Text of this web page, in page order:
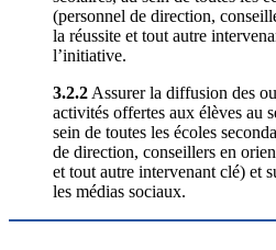
(personnel de direction,
la réussite et tout autre
l’initiative.
3.2.2 Assurer la diffusion des
activités offertes aux élèves au
sein de toutes les écoles
de direction, conseillers en
et tout autre intervenant clé) et
les médias sociaux.